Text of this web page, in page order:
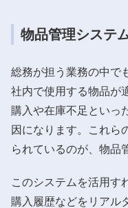
物品管理システ
総務が担う業務の中で
社内で使用する物品が
購入や在庫不足といっ
因になります。これら
られているのが、物品
このシステムを活用す
購入履歴などをリアル